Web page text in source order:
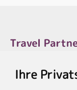
Ihre
Travel
Rechtliches